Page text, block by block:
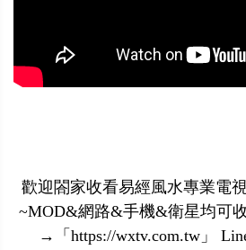
歡迎閤家收看易經風水專業電
~MOD&網路&手機&衛星均可
→「https://wxtv.com.tw」